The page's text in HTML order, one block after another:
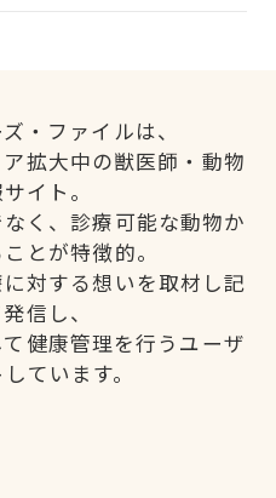
・ファイルは、
拡大中の獣医師・動物
イト。
く、診療可能な動物か
とが特徴的。
対する想いを取材し記
信し、
健康管理を行うユーザ
ています。